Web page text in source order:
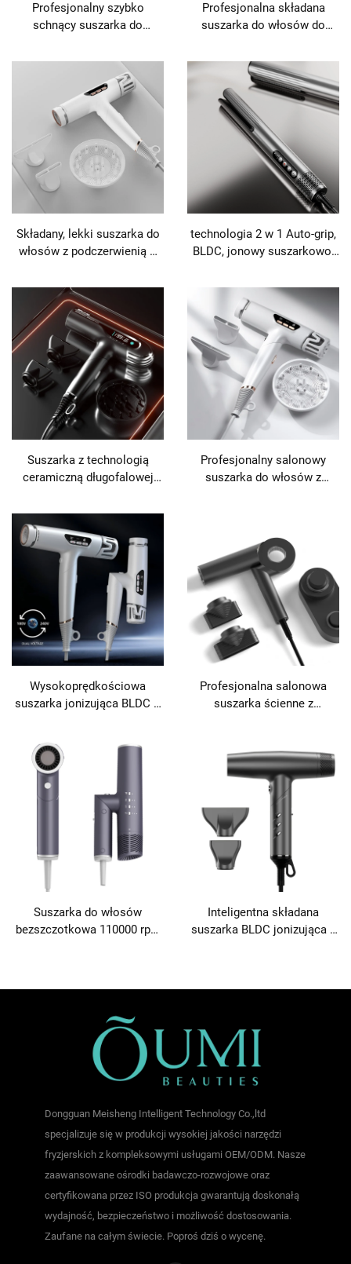
Profesjonalny szybko
schnący suszarka do
wysokoprędkościowym
jonizowanym plazmą
strumieniem powietrza
Profesjonalna składana
suszarka do włosów do
silnym silnikiem BLDC i
technologią plazmy
Składany, lekki suszarka do
włosów z podczerwienią o
technologia 2 w 1 Auto-grip,
BLDC, jonowy suszarkowo-
mokrych i suchych
Suszarka z technologią
ceramiczną długofalowej
jonami
Profesjonalny salonowy
suszarka do włosów z
Wysokoprędkościowa
suszarka jonizująca BLDC o
Profesjonalna salonowa
suszarka ścienne z
wysokoprędkościowa BLDC
Suszarka do włosów
bezszczotkowa 110000 rpm
Inteligentna składana
suszarka BLDC jonizująca z
Dongguan Meisheng Intelligent Technology Co.,ltd
specjalizuje się w produkcji wysokiej jakości narzędzi
fryzjerskich z kompleksowymi usługami OEM/ODM. Nasze
zaawansowane ośrodki badawczo-rozwojowe oraz
certyfikowana przez ISO produkcja gwarantują doskonałą
wydajność, bezpieczeństwo i możliwość dostosowania.
Zaufane na całym świecie. Poproś dziś o wycenę.